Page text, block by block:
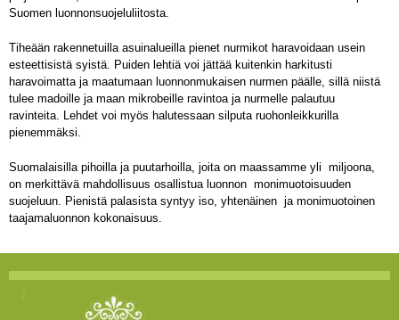
Suomen luonnonsuojeluliitosta.
Tiheään rakennetuilla asuinalueilla pienet nurmikot haravoidaan usein
esteettisistä syistä. Puiden lehtiä voi jättää kuitenkin harkitusti
haravoimatta ja maatumaan luonnonmukaisen nurmen päälle, sillä niistä
tulee madoille ja maan mikrobeille ravintoa ja nurmelle palautuu
ravinteita. Lehdet voi myös halutessaan silputa ruohonleikkurilla
pienemmäksi.
Suomalaisilla pihoilla ja puutarhoilla, joita on maassamme yli miljoona,
on merkittävä mahdollisuus osallistua luonnon monimuotoisuuden
suojeluun. Pienistä palasista syntyy iso, yhtenäinen ja monimuotoinen
taajamaluonnon kokonaisuus.